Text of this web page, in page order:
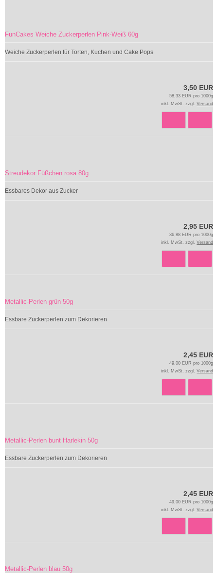
FunCakes Weiche Zuckerperlen Pink-Weiß 60g
Weiche Zuckerperlen für Torten, Kuchen und Cake Pops
3,50 EUR
58,33 EUR pro 1000g
inkl. MwSt. zzgl. Versand
Streudekor Füßchen rosa 80g
Essbares Dekor aus Zucker
2,95 EUR
36,88 EUR pro 1000g
inkl. MwSt. zzgl. Versand
Metallic-Perlen grün 50g
Essbare Zuckerperlen zum Dekorieren
2,45 EUR
49,00 EUR pro 1000g
inkl. MwSt. zzgl. Versand
Metallic-Perlen bunt Harlekin 50g
Essbare Zuckerperlen zum Dekorieren
2,45 EUR
49,00 EUR pro 1000g
inkl. MwSt. zzgl. Versand
Metallic-Perlen blau 50g